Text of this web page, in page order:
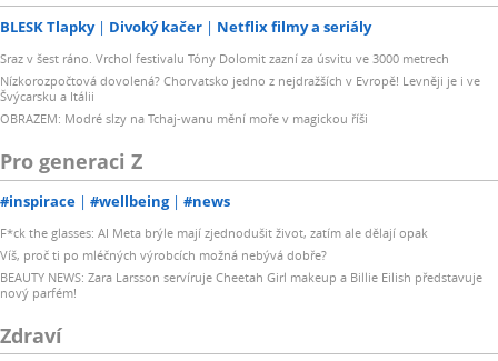
BLESK Tlapky Divoký kačer Netflix filmy a seriály
Sraz v šest ráno. Vrchol festivalu Tóny Dolomit zazní za úsvitu ve 3000 metrech
Nízkorozpočtová dovolená? Chorvatsko jedno z nejdražších v Evropě! Levněji je i ve
Švýcarsku a Itálii
OBRAZEM: Modré slzy na Tchaj-wanu mění moře v magickou říši
Pro generaci Z
#inspirace #wellbeing #news
F*ck the glasses: AI Meta brýle mají zjednodušit život, zatím ale dělají opak
Víš, proč ti po mléčných výrobcích možná nebývá dobře?
BEAUTY NEWS: Zara Larsson servíruje Cheetah Girl makeup a Billie Eilish představuje
nový parfém!
Zdraví